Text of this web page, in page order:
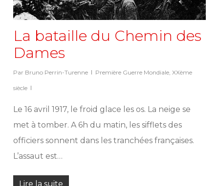
La bataille du Chemin des
Dames
Par Bruno Perrin-Turenne Première Guerre Mondiale, XXème
siècle
Le 16 avril 1917, le froid glace les os. La neige se
met à tomber. A 6h du matin, les sifflets des
officiers sonnent dans les tranchées françaises.
L’assaut est…
Lire la suite